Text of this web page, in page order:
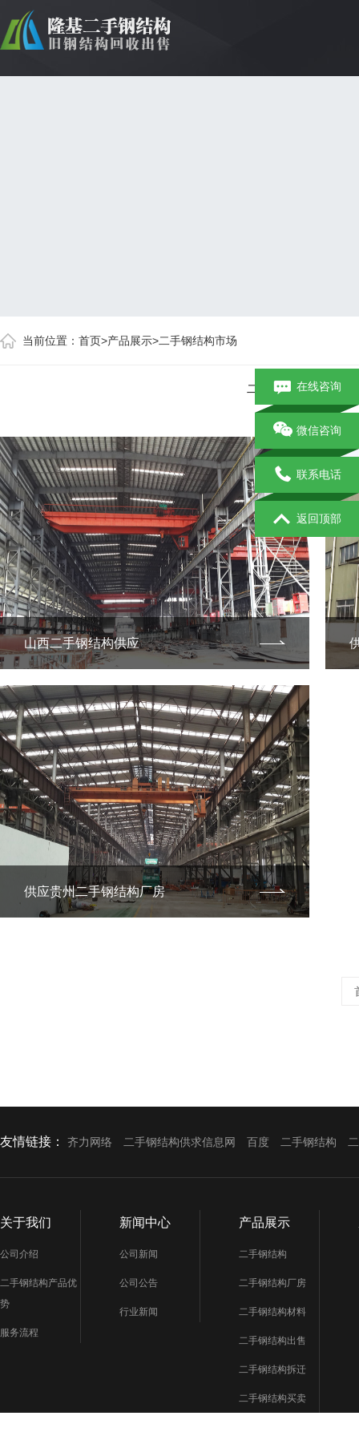
当前位置： 首页>产品展示>二手钢结构市场
二手钢结构 二手
山西二手钢结构供应
供应贵州二手钢结构厂房
友情链接： 齐力网络 二手钢结构供求信息网 百度 二手钢结构
关于我们
公司介绍
二手钢结构产品优
势
服务流程
新闻中心
公司新闻
公司公告
行业新闻
产品展示
二手钢结构
二手钢结构厂房
二手钢结构材料
二手钢结构出售
二手钢结构拆迁
二手钢结构买卖
在线咨询
微信咨询
联系电话
返回顶部